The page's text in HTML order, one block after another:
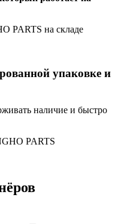
упаковке и
наличие и быстро